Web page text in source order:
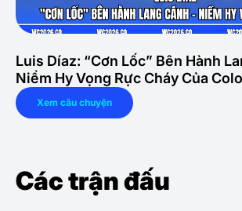
Luis Díaz: “Cơn Lốc” Bên Hành
Niềm Hy Vọng Rực Cháy Của
Xem câu chuyện
Các trận đấu